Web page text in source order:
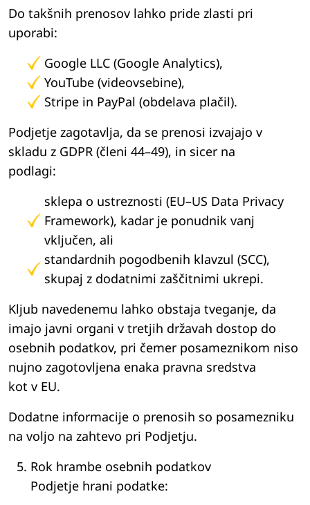
Do takšnih prenosov lahko pride zlasti pri
uporabi:
Google LLC (Google Analytics),
YouTube (videovsebine),
Stripe in PayPal (obdelava plačil).
Podjetje zagotavlja, da se prenosi izvajajo v
skladu z GDPR (členi 44–49), in sicer na
podlagi:
sklepa o ustreznosti (EU–US Data Privacy
Framework), kadar je ponudnik vanj
vključen, ali
standardnih pogodbenih klavzul (SCC),
skupaj z dodatnimi zaščitnimi ukrepi.
Kljub navedenemu lahko obstaja tveganje, da
imajo javni organi v tretjih državah dostop do
osebnih podatkov, pri čemer posameznikom niso
nujno zagotovljena enaka pravna sredstva
kot v EU.
Dodatne informacije o prenosih so posamezniku
na voljo na zahtevo pri Podjetju.
Rok hrambe osebnih podatkov
Podjetje hrani podatke: